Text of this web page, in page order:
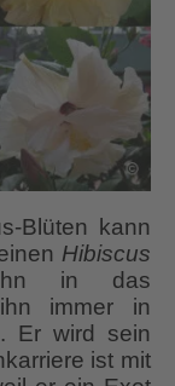
Blüten kann
Hibiscus
in das
immer in
Er wird sein
ist mit